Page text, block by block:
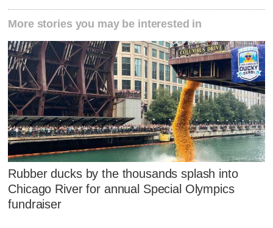
More stories you may be interested in
Rubber ducks by the thousands splash into
Chicago River for annual Special Olympics
fundraiser